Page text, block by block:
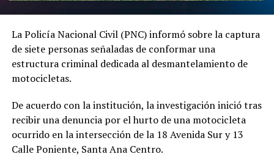
La Policía Nacional Civil (PNC) informó sobre la captura
de siete personas señaladas de conformar una
estructura criminal dedicada al desmantelamiento de
motocicletas.
De acuerdo con la institución, la investigación inició tras
recibir una denuncia por el hurto de una motocicleta
ocurrido en la intersección de la 18 Avenida Sur y 13
Calle Poniente, Santa Ana Centro.